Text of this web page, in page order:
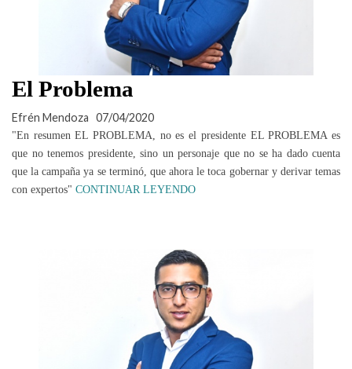
El Problema
Efrén Mendoza 07/04/2020
"En resumen EL PROBLEMA, no es el presidente EL PROBLEMA es
que no tenemos presidente, sino un personaje que no se ha dado cuenta
que la campaña ya se terminó, que ahora le toca gobernar y derivar temas
con expertos" CONTINUAR LEYENDO